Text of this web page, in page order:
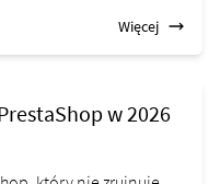
Więcej
w 2026